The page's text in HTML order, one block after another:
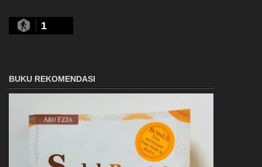
1
BUKU REKOMENDASI